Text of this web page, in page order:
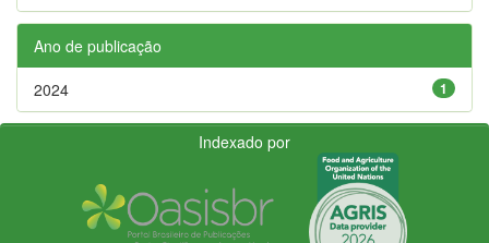
Ano de publicação
1
2024
Indexado por